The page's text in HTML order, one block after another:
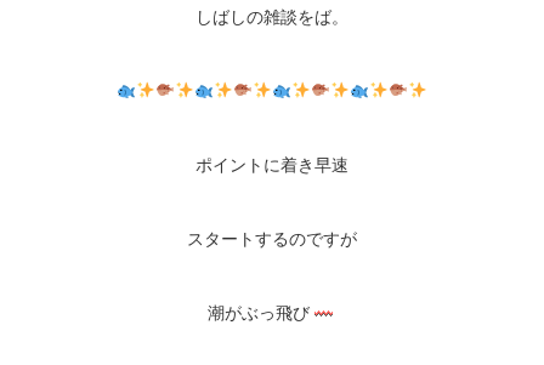
しばしの雑談をば。
ポイントに着き早速
スタートするのですが
潮がぶっ飛び